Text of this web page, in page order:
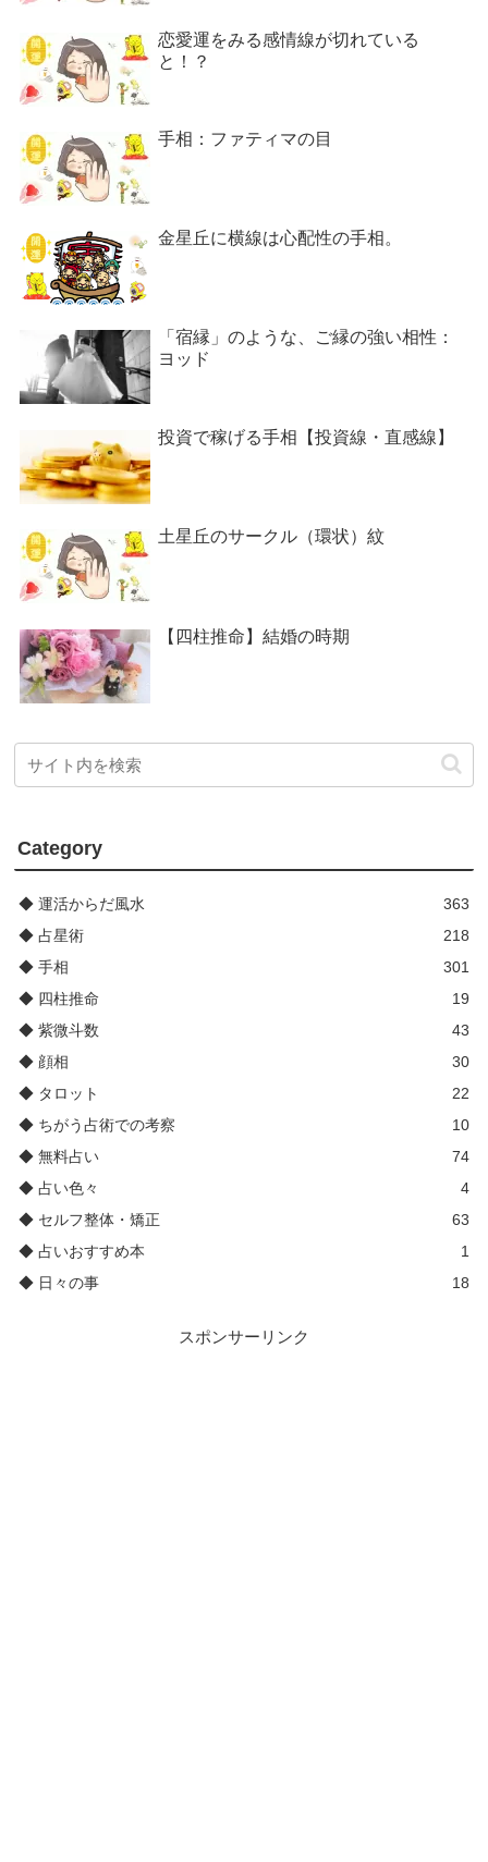
恋愛運をみる感情線が切れている
と！？
手相：ファティマの目
金星丘に横線は心配性の手相。
「宿縁」のような、ご縁の強い相性：
ヨッド
投資で稼げる手相【投資線・直感線】
土星丘のサークル（環状）紋
【四柱推命】結婚の時期
Category
◆ 運活からだ風水
363
◆ 占星術
218
◆ 手相
301
◆ 四柱推命
19
◆ 紫微斗数
43
◆ 顔相
30
◆ タロット
22
◆ ちがう占術での考察
10
◆ 無料占い
74
◆ 占い色々
4
◆ セルフ整体・矯正
63
◆ 占いおすすめ本
1
◆ 日々の事
18
スポンサーリンク